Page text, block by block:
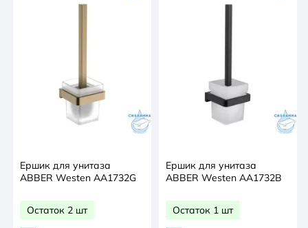
Ершик для унитаза
ABBER Westen AA1732G
Остаток 2 шт
Ершик для унитаза
ABBER Westen AA1732B
Остаток 1 шт